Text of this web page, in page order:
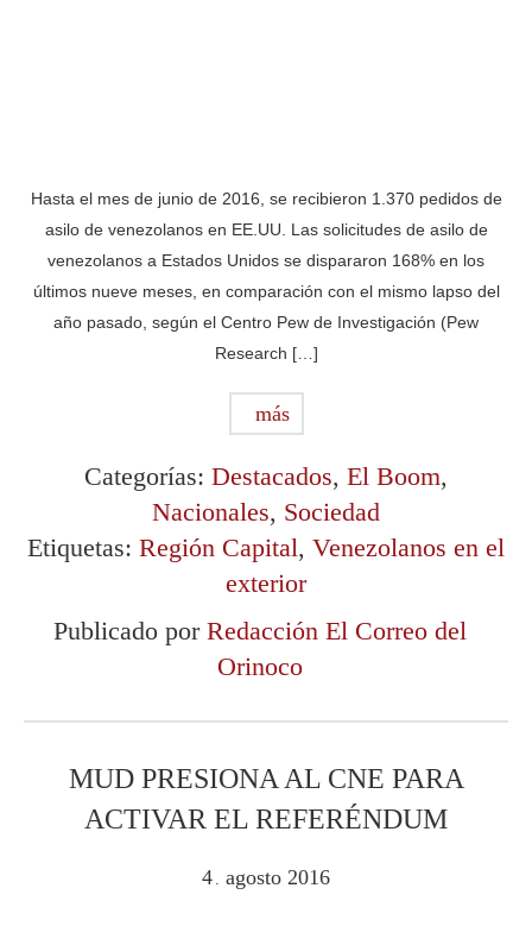
Hasta el mes de junio de 2016, se recibieron 1.370 pedidos de
asilo de venezolanos en EE.UU. Las solicitudes de asilo de
venezolanos a Estados Unidos se dispararon 168% en los
últimos nueve meses, en comparación con el mismo lapso del
año pasado, según el Centro Pew de Investigación (Pew
Research […]
más
Categorías: Destacados, El Boom,
Nacionales, Sociedad
Etiquetas: Región Capital, Venezolanos en el
exterior
Publicado por Redacción El Correo del
Orinoco
MUD PRESIONA AL CNE PARA
ACTIVAR EL REFERÉNDUM
4 . agosto 2016